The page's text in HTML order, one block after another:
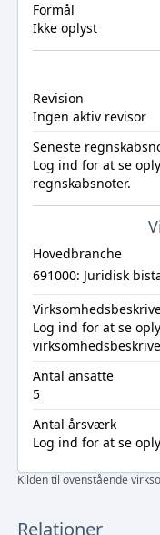
Formål
Ikke oplyst
Revision
Ingen aktiv revisor
Seneste
Log ind for at se
regnskabsnoter.
Hovedbranche
691000: Juridisk
Log ind for at se
Antal ansatte
5
Antal årsværk
Log ind for at se
Kilden til ovenstående
Relationer